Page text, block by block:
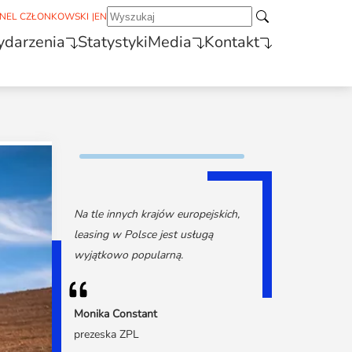
CZŁONKOWSKI |EN
StatystykiMedia Kontakt
Na tle innych krajów europejskich,
leasing w Polsce jest usługą
wyjątkowo popularną.
Monika Constant
prezeska ZPL